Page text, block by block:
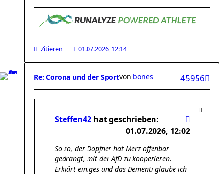
Zitieren 01.07.2026, 12:14
Re: Corona und der Sport 45956
von bones
Steffen42 hat geschrieben:
01.07.2026, 12:02
So so, der Döpfner hat Merz offenbar
gedrängt, mit der AfD zu kooperieren.
Erklärt einiges und das Dementi glaube ich